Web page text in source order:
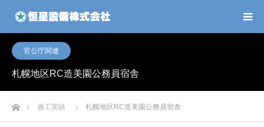
官公庁関連
札幌地区RC造美園公務員宿舎
ホーム施工実績 札幌地区RC造美園公務員宿舎